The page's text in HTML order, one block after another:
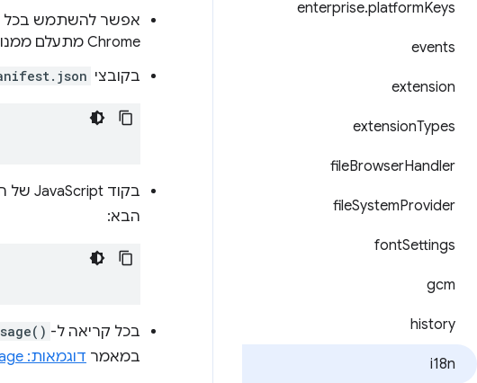
enterprise.platformKeys
events
extension
extensionTypes
fileBrowserHandler
fileSystemProvider
fontSettings
gcm
history
i18n
אפשר להשתמש בכל
Chrome מתעלם ממנו.
בקובצי
בקוד JavaScript של התוסף או האפליקציה, צריך להפנות למחרוזת בשם
הבא:
בכל קריאה ל-
במאמר דוגמאות: getMessage